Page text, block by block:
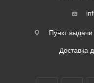
Пункт выдачи
Доставка